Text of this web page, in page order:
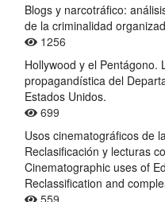
Blogs y narcotráfico:
de la criminalidad
1256
Hollywood y el Pentágono.
propagandística del
Estados Unidos.
699
Usos cinematográficos de
Reclasificación y lecturas
Cinematographic uses of
Reclassification and
559